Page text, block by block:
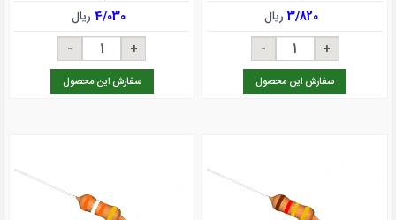
3/820ریال
سفارش این محصول
4/030 ریال
سفارش این محصول